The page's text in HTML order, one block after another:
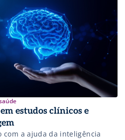
estudos clínicos e
com a ajuda da inteligência